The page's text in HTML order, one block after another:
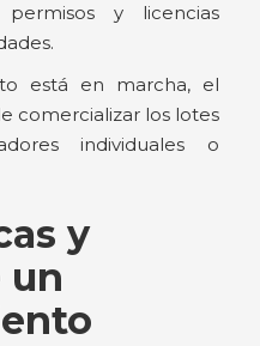
y licencias
está en marcha, el
comercializar los lotes
individuales o
y
un